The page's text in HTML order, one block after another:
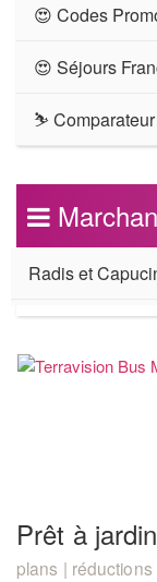
😍 Codes
😍 Séjours
⛷
Radis et
Prêt à
plans | réductions